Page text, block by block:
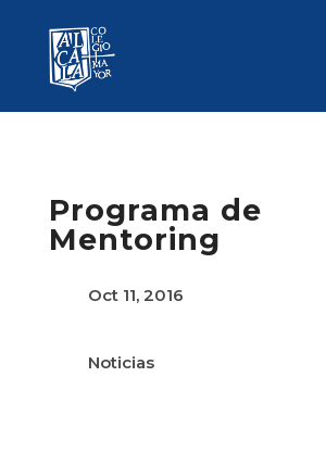
Programa de
Mentoring
Oct 11, 2016
Noticias